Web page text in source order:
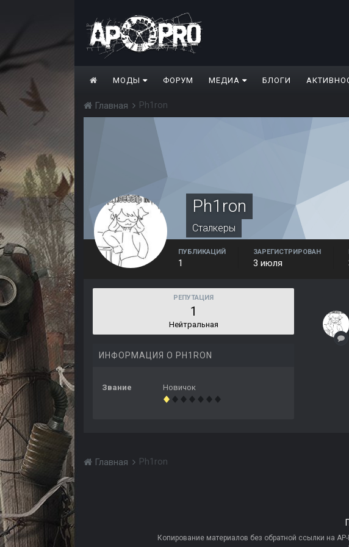
МОДЫ ФОРУМ МЕДИА БЛОГИ
Главная Ph1ron
Ph1ron
Сталкеры
ПУБЛИКАЦИЙ
1
ЗАРЕГИСТРИРОВАН
3 июля
РЕПУТАЦИЯ
1
Нейтральная
ИНФОРМАЦИЯ О PH1RON
Звание Новичок
Главная Ph1ron
Копирование материалов без обратной ссылки на